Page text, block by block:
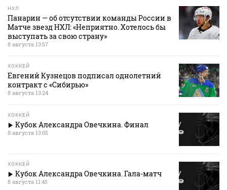
НХЛ
Панарин — об отсутствии команды России в
Матче звезд НХЛ: «Неприятно. Хотелось бы
выступать за свою страну»
8 августа 13:57
ХОККЕЙ
Евгений Кузнецов подписал однолетний
контракт с «Сибирью»
8 августа 13:24
ХОККЕЙ
Кубок Александра Овечкина. Финал
8 августа 13:05
ХОККЕЙ
Кубок Александра Овечкина. Гала-матч
8 августа 11:45